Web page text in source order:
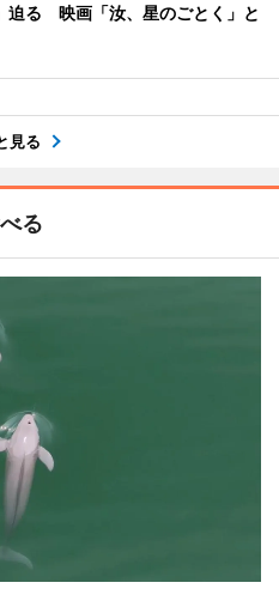
迫る 映画「汝、星のごとく」と
見る
る